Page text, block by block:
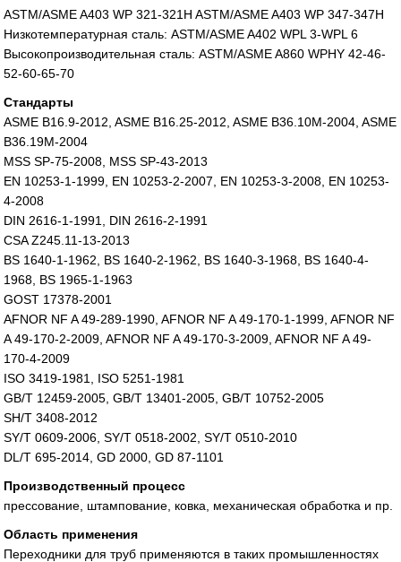
ASTM/ASME A403 WP 321-321H ASTM/ASME A403 WP 347-347H
Низкотемпературная сталь: ASTM/ASME A402 WPL 3-WPL 6
Высокопроизводительная сталь: ASTM/ASME A860 WPHY 42-46-
52-60-65-70
Стандарты
ASME B16.9-2012, ASME B16.25-2012, ASME B36.10M-2004, ASME
B36.19M-2004
MSS SP-75-2008, MSS SP-43-2013
EN 10253-1-1999, EN 10253-2-2007, EN 10253-3-2008, EN 10253-
4-2008
DIN 2616-1-1991, DIN 2616-2-1991
CSA Z245.11-13-2013
BS 1640-1-1962, BS 1640-2-1962, BS 1640-3-1968, BS 1640-4-
1968, BS 1965-1-1963
GOST 17378-2001
AFNOR NF A 49-289-1990, AFNOR NF A 49-170-1-1999, AFNOR NF
A 49-170-2-2009, AFNOR NF A 49-170-3-2009, AFNOR NF A 49-
170-4-2009
ISO 3419-1981, ISO 5251-1981
GB/T 12459-2005, GB/T 13401-2005, GB/T 10752-2005
SH/T 3408-2012
SY/T 0609-2006, SY/T 0518-2002, SY/T 0510-2010
DL/T 695-2014, GD 2000, GD 87-1101
Производственный процесс
прессование, штампование, ковка, механическая обработка и пр.
Область применения
Переходники для труб применяются в таких промышленностях